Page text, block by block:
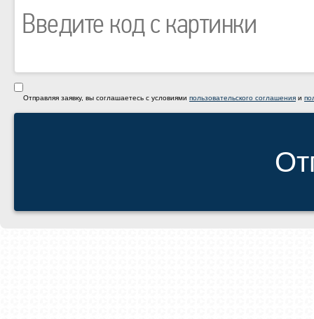
Отправляя заявку, вы соглашаетесь с условиями пользовательского соглашения и